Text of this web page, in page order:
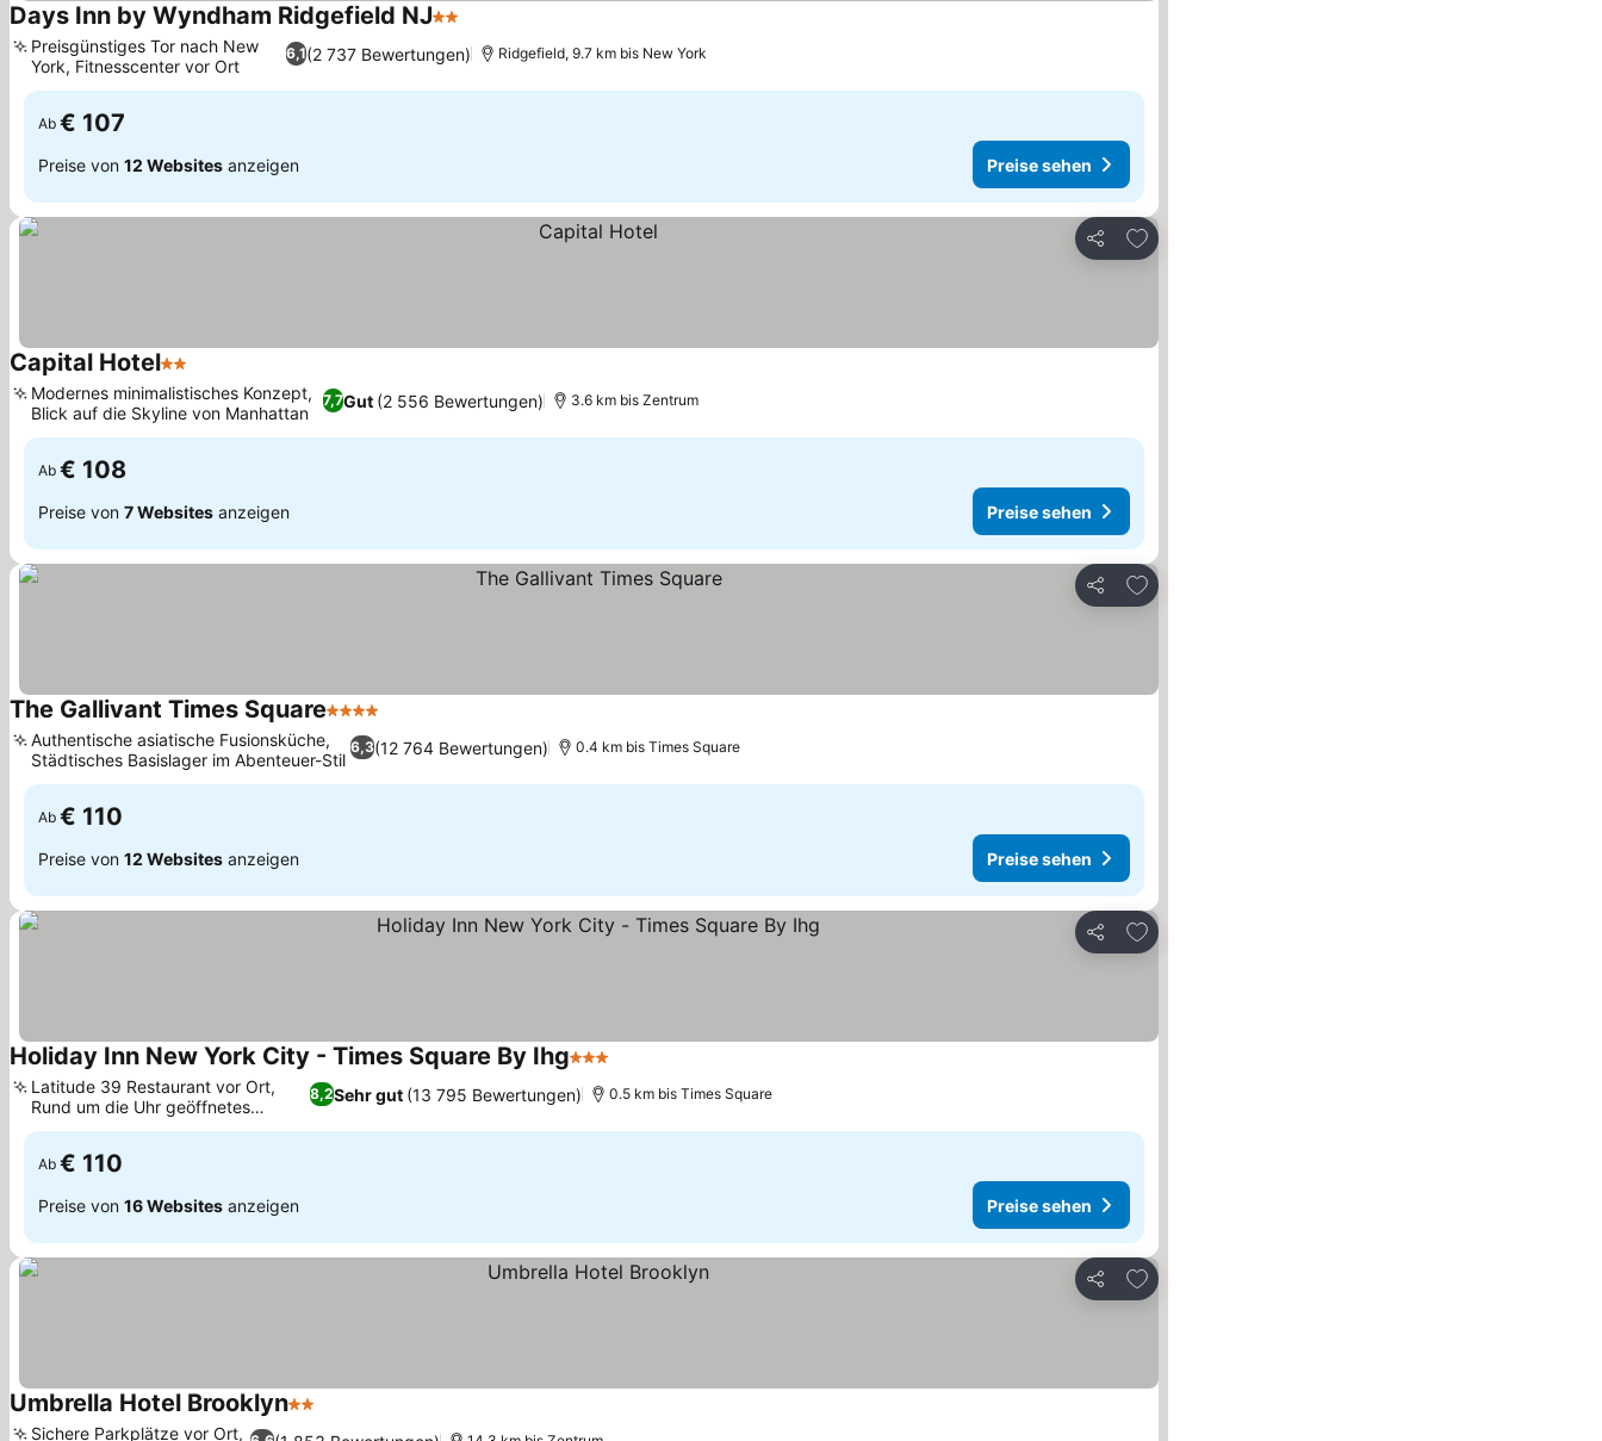
Days Inn by Wyndham Ridgefield NJ2 Sterne
6,1(2 737 Bewertungen)
Preisgünstiges Tor nach New
York, Fitnesscenter vor Ort
Ridgefield, 9.7 km bis New York
Ab € 107
Preise von 12 Websites anzeigen Preise sehen
Teilen
Zu Favoriten hinzufügen
Capital Hotel2 Sterne
7,7Gut (2 556 Bewertungen)
Modernes minimalistisches Konzept,
Blick auf die Skyline von Manhattan
3.6 km bis Zentrum
Ab € 108
Preise von 7 Websites anzeigen Preise sehen
Teilen
Zu Favoriten hinzufügen
The Gallivant Times Square4 Sterne
6,3(12 764 Bewertungen)
Authentische asiatische Fusionsküche,
Städtisches Basislager im Abenteuer-Stil
0.4 km bis Times Square
Ab € 110
Preise von 12 Websites anzeigen Preise sehen
Teilen
Zu Favoriten hinzufügen
Holiday Inn New York City - Times Square By Ihg3 Sterne
8,2Sehr gut (13 795 Bewertungen)
Latitude 39 Restaurant vor Ort,
Rund um die Uhr geöffnetes
Fitnessstudio
0.5 km bis Times Square
Ab € 110
Preise von 16 Websites anzeigen Preise sehen
Teilen
Zu Favoriten hinzufügen
Umbrella Hotel Brooklyn2 Sterne
Sichere Parkplätze vor Ort,